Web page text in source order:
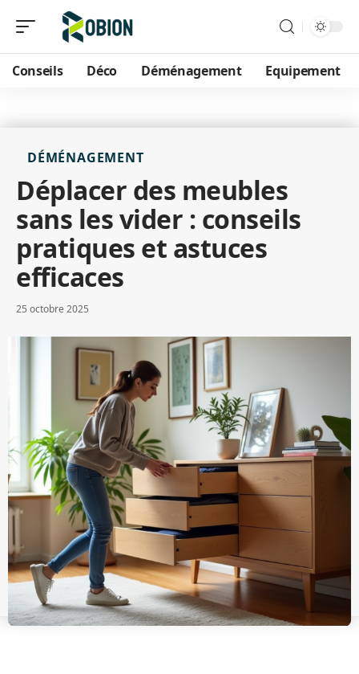
Conseils Déco Déménagement Equipement
DÉMÉNAGEMENT
Déplacer des meubles
sans les vider : conseils
pratiques et astuces
efficaces
25 octobre 2025